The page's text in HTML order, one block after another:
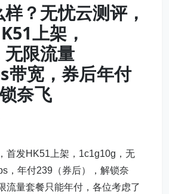
？无忧云测评，
上架，
限流量
带宽，券后年付
奈飞
，首发HK51上架，1c1g10g，无
，年付239（券后），解锁奈
流量套餐只能年付，各位考虑了